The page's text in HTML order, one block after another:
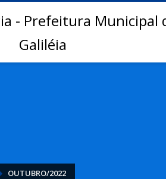
OUTUBRO/2022